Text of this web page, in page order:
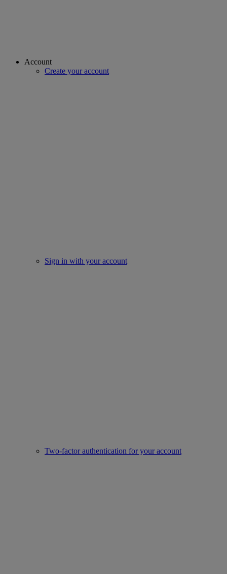
Account
Create your account
Sign in with your account
Two-factor authentication for your account